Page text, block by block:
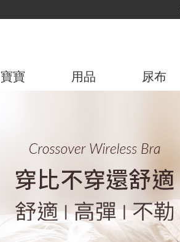
寶寶 用品 尿布